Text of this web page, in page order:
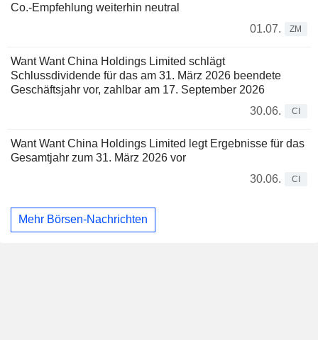
Co.-Empfehlung weiterhin neutral
01.07.
ZM
Want Want China Holdings Limited schlägt
Schlussdividende für das am 31. März 2026 beendete
Geschäftsjahr vor, zahlbar am 17. September 2026
30.06.
CI
Want Want China Holdings Limited legt Ergebnisse für das
Gesamtjahr zum 31. März 2026 vor
30.06.
CI
Mehr Börsen-Nachrichten